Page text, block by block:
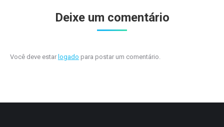
Deixe um comentário
Você deve estar logado para postar um comentário.